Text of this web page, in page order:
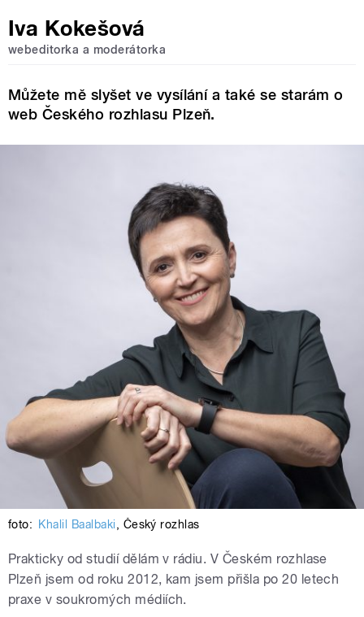
Iva Kokešová
webeditorka a moderátorka
Můžete mě slyšet ve vysílání a také se starám o
web Českého rozhlasu Plzeň.
foto: Khalil Baalbaki, Český rozhlas
Prakticky od studií dělám v rádiu. V Českém rozhlase
Plzeň jsem od roku 2012, kam jsem přišla po 20 letech
praxe v soukromých médiích.